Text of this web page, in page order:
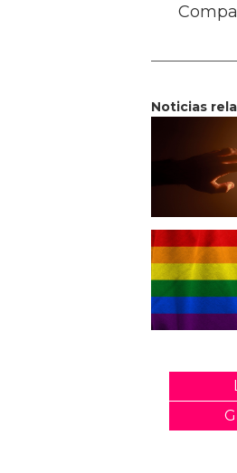
Noticias